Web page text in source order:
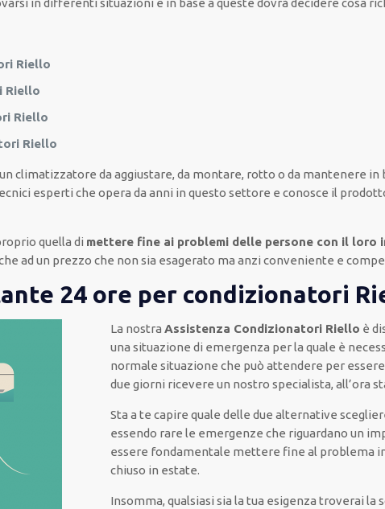
in differenti situazioni e in base a queste dovrà decidere cosa
Riello
Riello
Riello
Riello
climatizzatore da aggiustare, da montare, rotto o da mantenere
esperti che opera da anni in questo settore e conosce il
quella di mettere fine ai problemi delle persone con il loro
ad un prezzo che non sia esagerato ma anzi conveniente e
24 ore per condizionatori
La nostra Assistenza Condizionatori Riello è
una situazione di emergenza per la quale è
normale situazione che può attendere per
due giorni ricevere un nostro specialista, all’ora
Sta a te capire quale delle due alternative
essendo rare le emergenze che riguardano un
essere fondamentale mettere fine al problema
chiuso in estate.
Insomma, qualsiasi sia la tua esigenza troverai la